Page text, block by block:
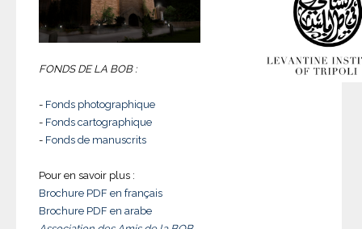
FONDS DE LA BOB :
- Fonds photographique
- Fonds cartographique
- Fonds de manuscrits
Pour en savoir plus :
Brochure PDF en français
Brochure PDF en arabe